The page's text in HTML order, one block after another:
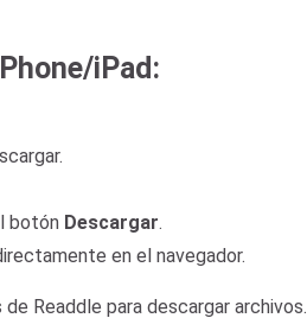
iPad:
botón Descargar.
en el navegador.
Readdle para descargar archivos.